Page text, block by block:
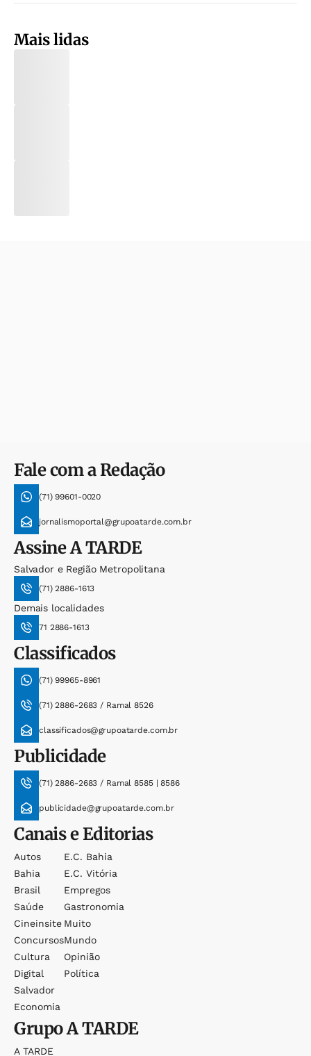
Mais lidas
Fale com a Redação
(71) 99601-0020
jornalismoportal@grupoatarde.com.br
AssineA TARDE
Salvador e Região Metropolitana
(71) 2886-1613
Demais localidades
71 2886-1613
Classificados
(71) 99965-8961
(71) 2886-2683 / Ramal 8526
classificados@grupoatarde.com.br
Publicidade
(71) 2886-2683 / Ramal 8585 | 8586
publicidade@grupoatarde.com.br
Canais e Editorias
Autos
Bahia
Brasil
Saúde
Cineinsite
Concursos
Cultura
Digital
Salvador
Economia
E.c. Bahia
E.c. Vitória
Empregos
Gastronomia
Muito
Mundo
Opinião
Política
GrupoA TARDE
A TARDE